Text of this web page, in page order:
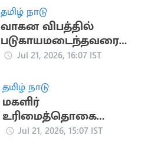
தமிழ் நாடு
வாகன விபத்தில்
படுகாயமடைந்தவரை
மீட்டு
சேர்த்த தவெக MLA
Jul 21, 2026, 16:07 IST
தமிழ் நாடு
மகளிர்
உரிமைத்தொகை
உயர்கிறதா? புதிய
Jul 21, 2026, 15:07 IST